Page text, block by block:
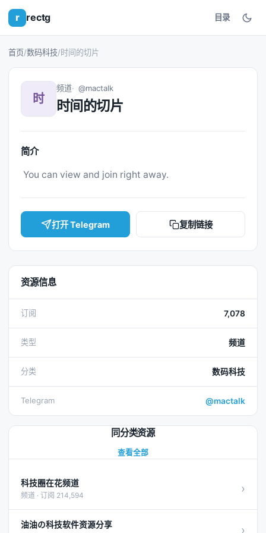
r rectg 目录
首页/数码科技/时间的切片
时
频道 @mactalk
时间的切片
简介
You can view and join right away.
打开 Telegram 复制链接
资源信息
订阅 7,078
类型 频道
分类 数码科技
Telegram @mactalk
同分类资源
查看全部
科技圈在花频道
频道 · 订阅 214,594 ›
油油の科技软件资源分享 ›